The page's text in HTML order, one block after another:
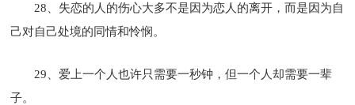
28、失恋的人的伤心大多不是因为恋人的离开，而是因为自
己对自己处境的同情和怜悯。
29、爱上一个人也许只需要一秒钟，但一个人却需要一辈
子。